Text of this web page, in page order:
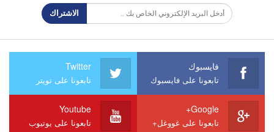
الاشتراك
فايسبوك
تابعونا على فايسبوك
Twitter
تابعونا على تويتر
Google+
تابعونا على غووغل+
Youtube
تابعونا على يوتيوب